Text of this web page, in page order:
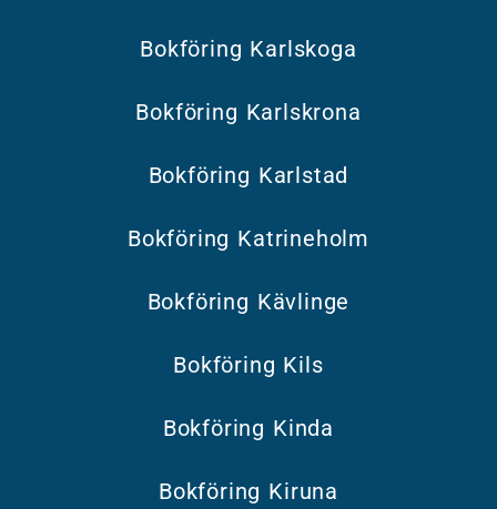
Bokföring Karlskoga
Bokföring Karlskrona
Bokföring Karlstad
Bokföring Katrineholm
Bokföring Kävlinge
Bokföring Kils
Bokföring Kinda
Bokföring Kiruna